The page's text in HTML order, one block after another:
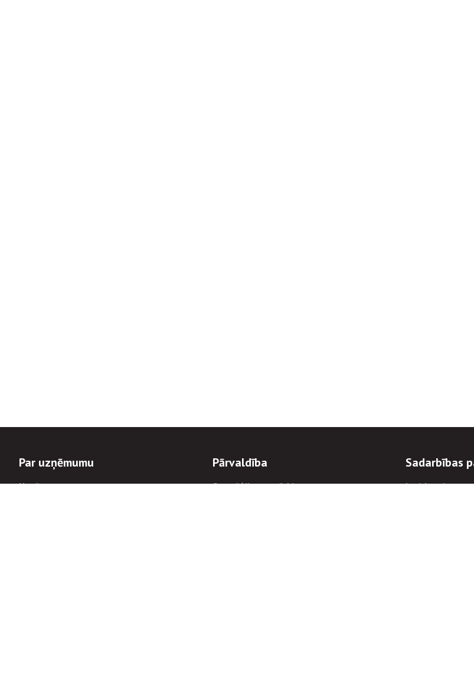
Par uzņēmumu
Uzņēmums
Pārvaldība
Stratēģija un mērķi
Sadarbības
Iepirkumi